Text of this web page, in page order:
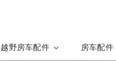
越野房车配件 房车配件